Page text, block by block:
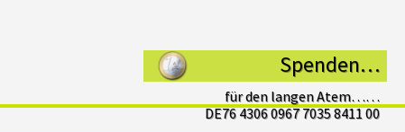
Spenden…
für den langen Atem……
DE76 4306 0967 7035 8411 00